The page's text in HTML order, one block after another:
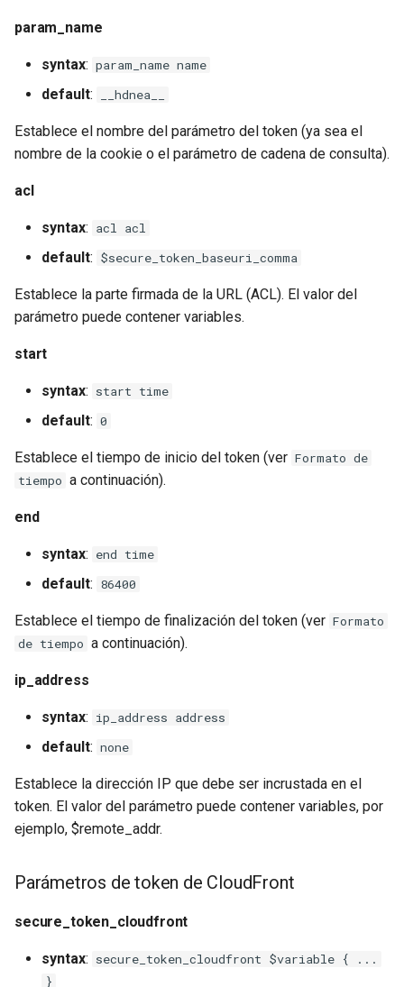
upstream
uuid
validation
vhost
weauth
websocket-proxy
websocket
worker-events
param_name
syntax: param_name name
default: __hdnea__
Establece el nombre del parámetro del token (ya sea el
nombre de la cookie o el parámetro de cadena de consulta).
acl
syntax: acl acl
default: $secure_token_baseuri_comma
Establece la parte firmada de la URL (ACL). El valor del
parámetro puede contener variables.
start
syntax: start time
default: 0
Establece el tiempo de inicio del token (ver Formato de
tiempo a continuación).
end
syntax: end time
default: 86400
Establece el tiempo de finalización del token (ver Formato
de tiempo a continuación).
ip_address
syntax: ip_address address
default: none
Establece la dirección IP que debe ser incrustada en el
token. El valor del parámetro puede contener variables, por
ejemplo, $remote_addr.
Parámetros de token de CloudFront
secure_token_cloudfront
syntax: secure_token_cloudfront $variable { ...
}